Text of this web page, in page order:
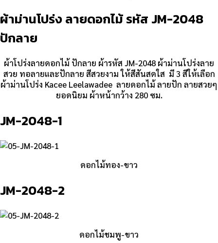
ผ้าม่านโปร่ง ลายดอกไม้ รหัส JM-2048
ปักลาย
ผ้าโปร่งลายดอกไม้ ปักลาย ผ้ารหัส JM-2048 ผ้าม่านโปร่งลาย
สวย ทอลายและปักลาย สีสวยงาม ให้สีสันสดใส มี 3 สีให้เลือก
ผ้าม่านโปร่ง Kacee Leelawadee ลายดอกไม้ ลายปัก ลายสวยๆ
ยอดนิยม ผ้าหน้ากว้าง 280 ซม.
JM-2048-1
ดอกไม้ทอง-ขาว
JM-2048-2
ดอกไม้ชมพู-ขาว